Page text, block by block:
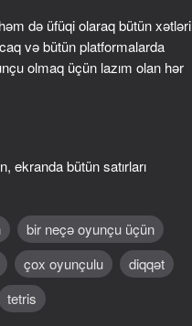
də üfüqi olaraq bütün xətləri
və bütün platformalarda
olmaq üçün lazım olan hər
ekranda bütün satırları
bir neçə oyunçu üçün
çox oyunçulu
diqqət
tetris